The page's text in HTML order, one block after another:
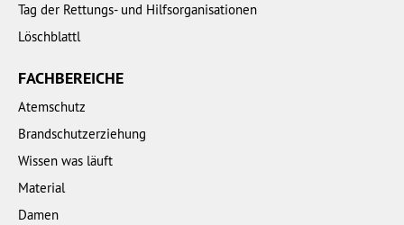
Tag der Rettungs- und Hilfsorganisationen
Löschblattl
FACHBEREICHE
Atemschutz
Brandschutzerziehung
Wissen was läuft
Material
Damen